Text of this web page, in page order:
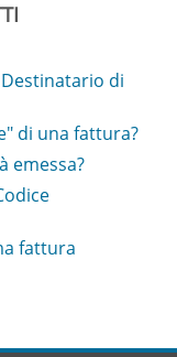
di
di una fattura?
emessa?
fattura